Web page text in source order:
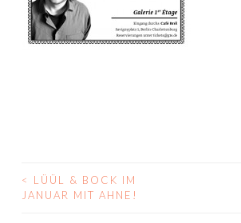
BEITRAGS-
<
LÜÜL & BOCK IM
JANUAR MIT AHNE!